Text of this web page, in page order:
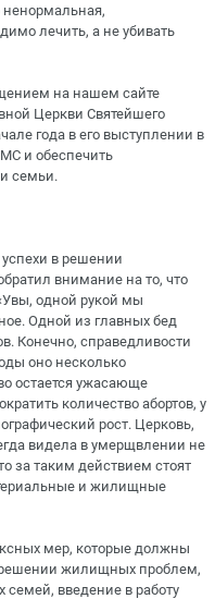
ненормальная,
лечить, а не убивать
на нашем сайте
Церкви Святейшего
года в его выступлении в
и обеспечить
семьи.
в решении
внимание на то, что
одной рукой мы
Одной из главных бед
Конечно, справедливости
оно несколько
остается ужасающе
количество абортов, у
рост. Церковь,
видела в умерщвлении не
за таким действием стоят
и жилищные
мер, которые должны
жилищных проблем,
введение в работу